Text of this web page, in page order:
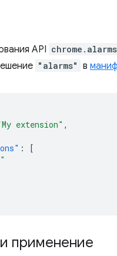
API chrome.alarms
"alarms" в
extension" ,
:
[
применение